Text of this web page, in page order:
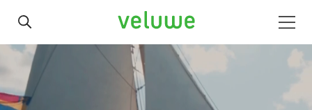
Veluwe
Veluwe